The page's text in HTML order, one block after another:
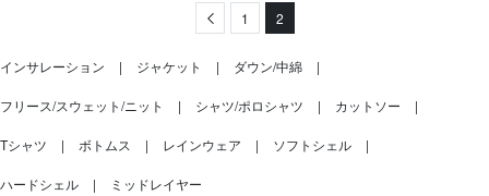
Previous
1 2
インサレーション ジャケット ダウン/中綿
フリース/スウェット/ニット シャツ/ポロシャツ カットソー
Tシャツ ボトムス レインウェア ソフトシェル
ハードシェル ミッドレイヤー